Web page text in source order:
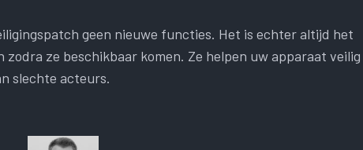
geen nieuwe functies. Het is echter altijd het
ze beschikbaar komen. Ze helpen uw apparaat veilig
slechte acteurs.